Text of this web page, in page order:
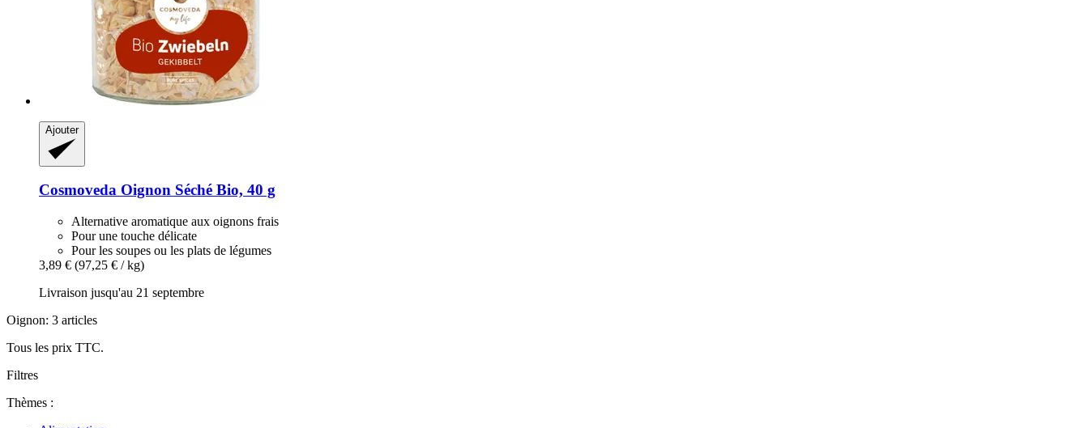
Ajouter
Cosmoveda Oignon Séché Bio, 40 g
Alternative aromatique aux oignons frais
Pour une touche délicate
Pour les soupes ou les plats de légumes
3,89 € (97,25 € / kg)
Livraison jusqu'au 21 septembre
Oignon: 3 articles
Tous les prix TTC.
Filtres
Thèmes :